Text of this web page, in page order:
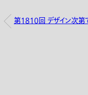
第1810回 デザイン次第